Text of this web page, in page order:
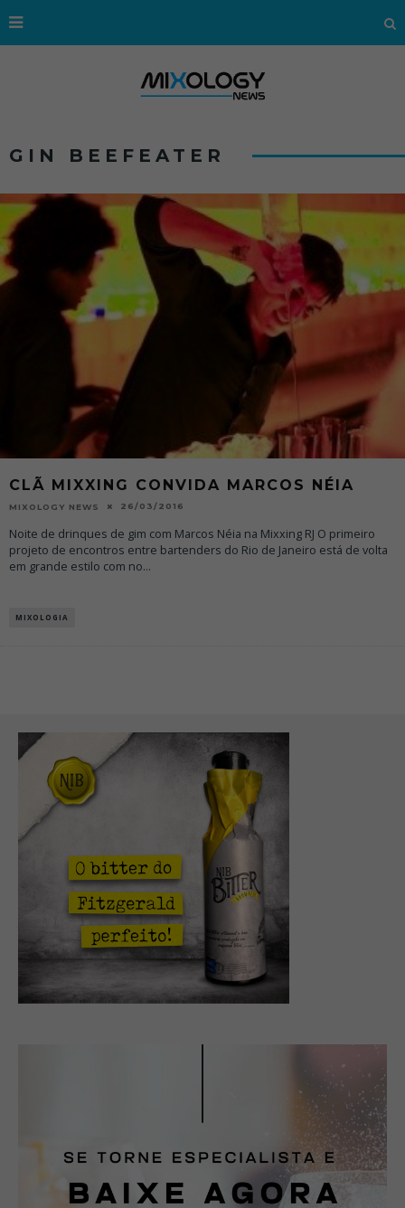
GIN BEEFEATER
CLÃ MIXXING CONVIDA MARCOS NÉIA
MIXOLOGY NEWS 26/03/2016
Noite de drinques de gim com Marcos Néia na Mixxing RJ O primeiro
projeto de encontros entre bartenders do Rio de Janeiro está de volta
em grande estilo com no...
MIXOLOGIA